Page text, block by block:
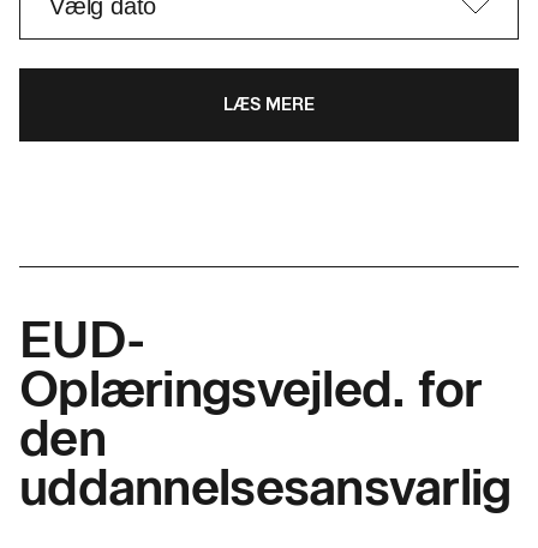
LÆS MERE
EUD-
Oplæringsvejled. for
den
uddannelsesansvarlig